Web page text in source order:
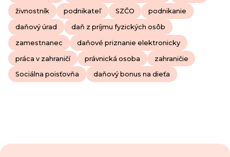
živnostník podnikateľ SZČO podnikanie
daňový úrad daň z príjmu fyzických osôb
zamestnanec daňové priznanie elektronicky
práca v zahraničí právnická osoba zahraničie
Sociálna poisťovňa daňový bonus na dieťa